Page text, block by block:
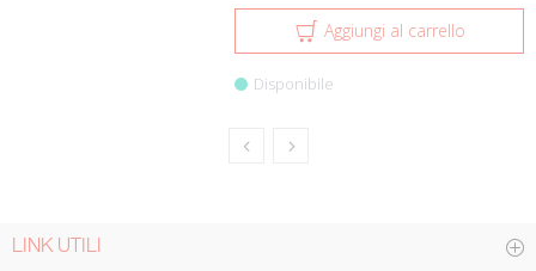
Aggiungi al carrello
Disponibile
LINK UTILI